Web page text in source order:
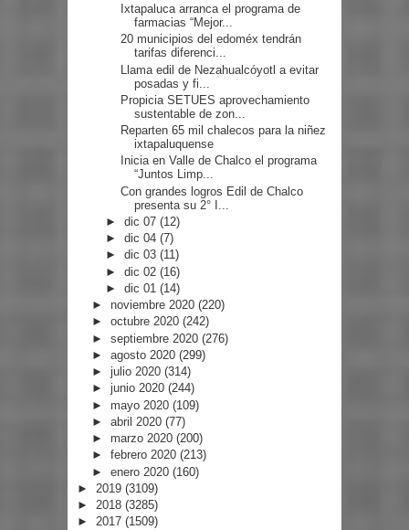
Ixtapaluca arranca el programa de
farmacias “Mejor...
20 municipios del edoméx tendrán
tarifas diferenci...
Llama edil de Nezahualcóyotl a evitar
posadas y fi...
Propicia SETUES aprovechamiento
sustentable de zon...
Reparten 65 mil chalecos para la niñez
ixtapaluquense
Inicia en Valle de Chalco el programa
“Juntos Limp...
Con grandes logros Edil de Chalco
presenta su 2° I...
►dic 07(12)
►dic 04(7)
►dic 03(11)
►dic 02(16)
►dic 01(14)
► noviembre 2020 (220)
► octubre 2020 (242)
► septiembre 2020 (276)
► agosto 2020 (299)
► julio 2020 (314)
► junio 2020 (244)
► mayo 2020 (109)
► abril 2020 (77)
► marzo 2020 (200)
► febrero 2020 (213)
► enero 2020 (160)
► 2019 (3109)
► 2018 (3285)
► 2017 (1509)